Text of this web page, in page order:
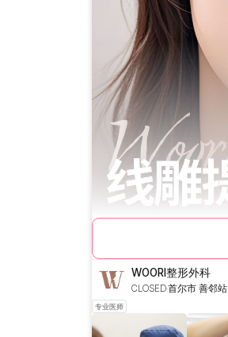
WOORI整形外科
CLOSED首尔市 善邻站
专业医师